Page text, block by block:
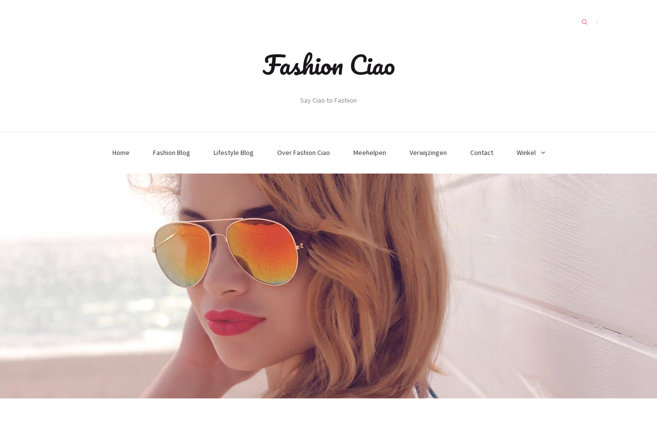
Fashion Ciao
Say Ciao to Fashion
Home Fashion Blog Lifestyle Blog Over Fashion Ciao Meehelpen Verwijzingen Contact Winkel